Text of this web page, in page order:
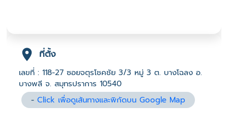
ที่ตั้ง
เลขที่ : 118-27 ซอยจตุรโชคชัย 3/3 หมู่ 3 ต. บางโฉลง อ.
บางพลี จ. สมุทรปราการ 10540
-Click เพื่อดูเส้นทางและพิกัดบน Google Map